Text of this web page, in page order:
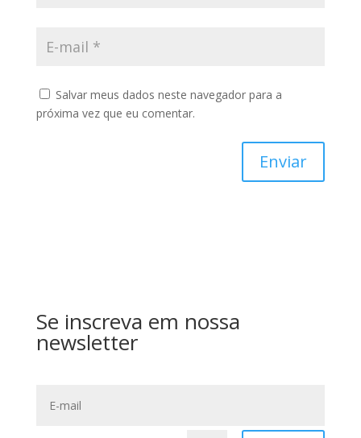
Salvar meus dados neste navegador para a
próxima vez que eu comentar.
Enviar
Se inscreva em nossa
newsletter